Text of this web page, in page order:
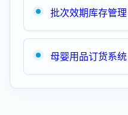
批次效期库存管理
母婴用品订货系统